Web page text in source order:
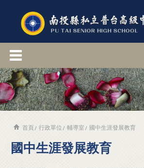
首頁 行政單位 輔導室 國中生涯發展教育
國中生涯發展教育